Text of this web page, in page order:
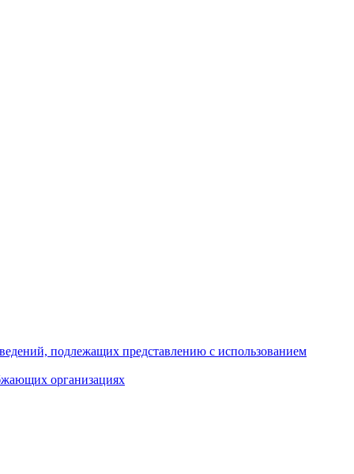
подлежащих представлению с использованием
организациях